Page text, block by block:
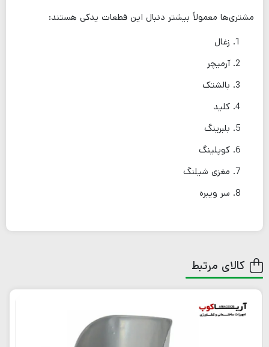
مشتری‌ها معمولاً بیشتر دنبال این قطعات یدکی هستند:
زغال
آرمیچر
بالشتک
کلید
بلبرینگ
کوپلینگ
مغزی شیلنگ
سر ویبره
کالای مرتبط